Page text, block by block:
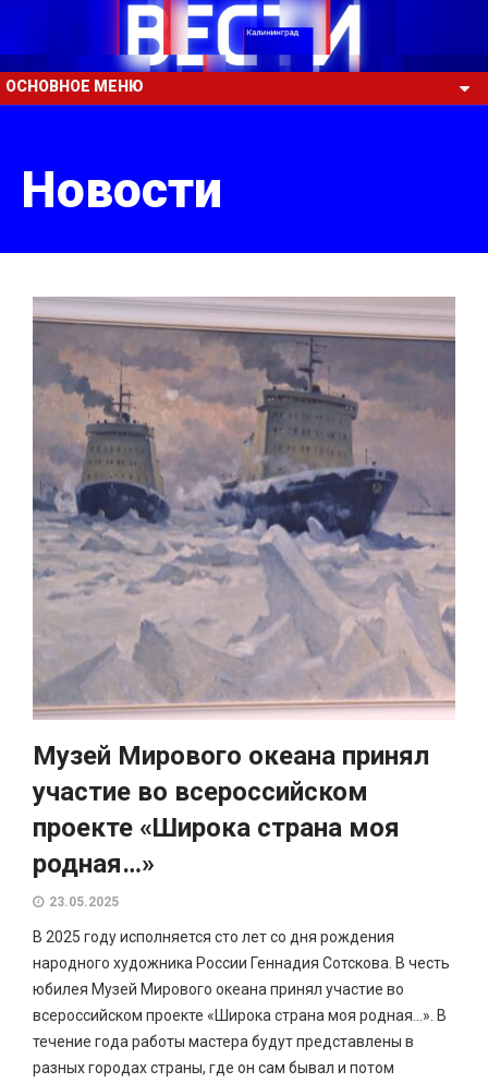
ОСНОВНОЕ МЕНЮ
Новости
Музей Мирового океана принял
участие во всероссийском
проекте «Широка страна моя
родная…»
23.05.2025
В 2025 году исполняется сто лет со дня рождения
народного художника России Геннадия Сотскова. В честь
юбилея Музей Мирового океана принял участие во
всероссийском проекте «Широка страна моя родная…». В
течение года работы мастера будут представлены в
разных городах страны, где он сам бывал и потом